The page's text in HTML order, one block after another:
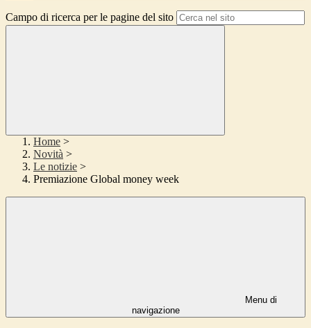
Campo di ricerca per le pagine del sito
Home >
Novità >
Le notizie >
Premiazione Global money week
Menu di
navigazione